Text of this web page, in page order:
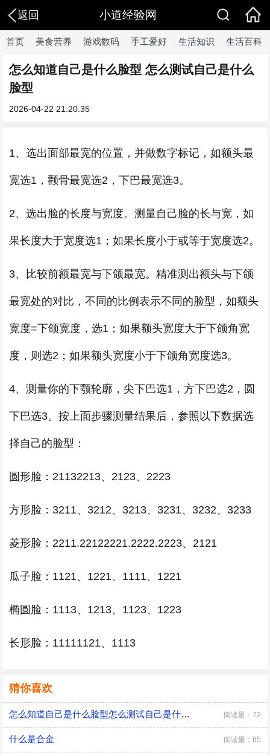
返回 小道经验网
首页 美食营养 游戏数码 手工爱好 生活知识 生活百科
怎么知道自己是什么脸型 怎么测试自己是什么
脸型
2026-04-22 21:20:35
1、选出面部最宽的位置，并做数字标记，如额头最
宽选1，颧骨最宽选2，下巴最宽选3。
2、选出脸的长度与宽度。测量自己脸的长与宽，如
果长度大于宽度选1；如果长度小于或等于宽度选2。
3、比较前额最宽与下颌最宽。精准测出额头与下颌
最宽处的对比，不同的比例表示不同的脸型，如额头
宽度=下颌宽度，选1；如果额头宽度大于下颌角宽
度，则选2；如果额头宽度小于下颌角宽度选3。
4、测量你的下颚轮廓，尖下巴选1，方下巴选2，圆
下巴选3。按上面步骤测量结果后，参照以下数据选
择自己的脸型：
圆形脸：21132213、2123、2223
方形脸：3211、3212、3213、3231、3232、3233
菱形脸：2211.22122221.2222.2223、2121
瓜子脸：1121、1221、1111、1221
椭圆脸：1113、1213、1123、1223
长形脸：11111121、1113
猜你喜欢
怎么知道自己是什么脸型怎么测试自己是什么脸型 阅读量：72
什么是合金 阅读量：65